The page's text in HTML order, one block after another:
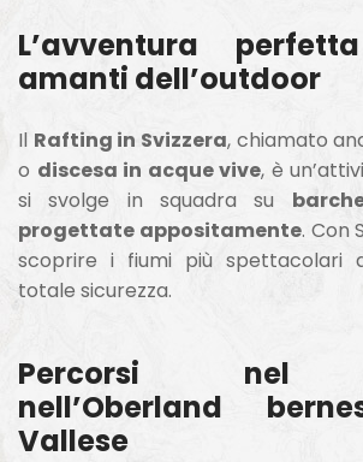
L’avventura
amanti dell’outdoor
Il Rafting in Svizzera, chiamato
o discesa in acque vive, è
si svolge in squadra su
progettate appositamente. Con
scoprire i fiumi più spettacolari
totale sicurezza.
Percorsi nel
nell’Oberland
Vallese